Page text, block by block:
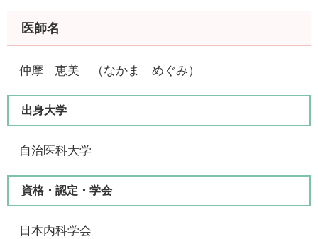
医師名
仲摩 恵美​ （なかま めぐみ）
出身大学
自治医科大学
資格・認定・学会
日本内科学会